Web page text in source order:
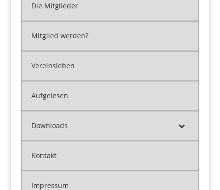
Die Mitglieder
Mitglied werden?
Vereinsleben
Aufgelesen
Downloads
Kontakt
Impressum